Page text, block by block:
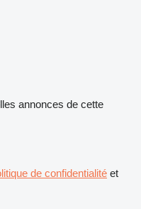
annonces de cette
de confidentialité et